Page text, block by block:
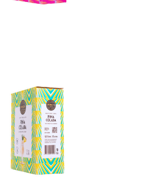
In den Korb